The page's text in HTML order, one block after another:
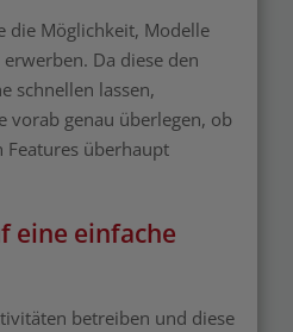
die Möglichkeit, Modelle
Da diese den
schnellen lassen,
vorab genau überlegen, ob
Features überhaupt
eine einfache
betreiben und diese